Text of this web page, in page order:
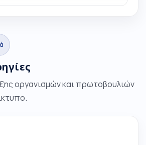
οργανισμών και πρωτοβουλιών